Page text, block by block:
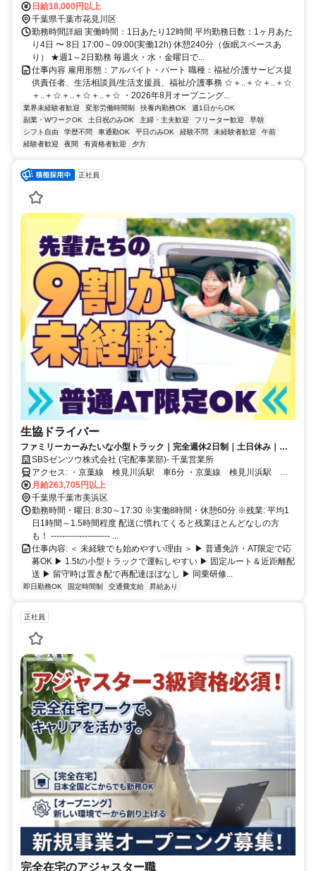
場完備）
日給18,000円以上
千葉県千葉市花見川区
勤務時間詳細 実働時間：1日あたり12時間 平均勤務日数：1ヶ月あた
り4日 〜 8日 17:00～09:00(実働12h) 休憩240分（仮眠スペースあ
り） ★週1～2日勤務 毎週火・水・金曜日で...
仕事内容 雇用形態：アルバイト・パート 職種：福祉/介護サービス提
供責任者、生活相談員/生活支援員、福祉/介護事務 ☆＋..＋☆＋..＋☆
＋..＋☆＋..＋☆＋..＋☆ ・2026年8月オープニング...
業界未経験者歓迎 変形労働時間制 扶養内勤務OK
週1日からOK
副業・WワークOK
土日祝のみOK 主婦・主夫歓迎 フリーター歓迎
早朝
シフト自由
学歴不問 車通勤OK 平日のみOK 経験不問 未経験者歓迎
午前
経験者歓迎
夜間 有資格者歓迎 夕方
正社員
生協ドライバー
ファミリーカーみたいな小型トラック｜完全週休2日制｜土日休み｜こ
の先家族が増えても安心の大手企業
SBSゼンツウ株式会社 (宅配事業部)- 千葉営業所
アクセス: ・京葉線 検見川浜駅 車6分 ・京葉線 検見川浜駅 車8
分 ・京葉線 海浜幕張駅 車11分
月給263,705円以上
千葉県千葉市美浜区
勤務時間・曜日: 8:30～17:30 ※実働8時間・休憩60分 ※残業: 平均1
日1時間～1.5時間程度 配送に慣れてくると残業ほとんどなしの方
も！ --------------------- ...
仕事内容: ＜ 未経験でも始めやすい理由 ＞ ▶ 普通免許・AT限定で応
募OK ▶ 1.5tの小型トラックで運転しやすい ▶ 固定ルート＆近距離配
送 ▶ 留守時は置き配で再配達ほぼなし ▶ 同乗研修...
即日勤務OK 固定時間制 交通費支給 昇給あり
正社員
完全在宅のアジャスター職